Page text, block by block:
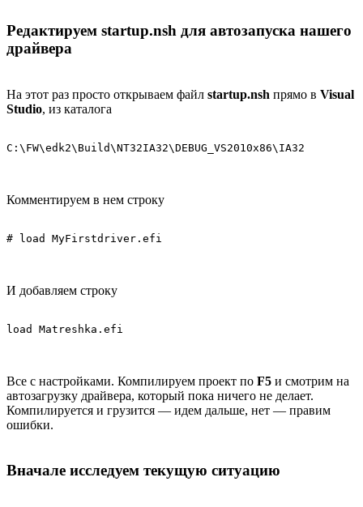
Редактируем startup.nsh для автозапуска нашего
драйвера
На этот раз просто открываем файл startup.nsh прямо в Visual
Studio, из каталога
C:\FW\edk2\Build\NT32IA32\DEBUG_VS2010x86\IA32
Комментируем в нем строку
# load MyFirstdriver.efi
И добавляем строку
load Matreshka.efi
Все с настройками. Компилируем проект по F5 и смотрим на
автозагрузку драйвера, который пока ничего не делает.
Компилируется и грузится — идем дальше, нет — правим
ошибки.
Вначале исследуем текущую ситуацию